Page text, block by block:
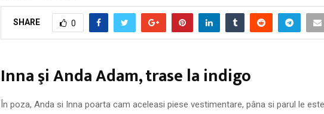
SHARE 0
Inna şi Anda Adam, trase la indigo
În poza, Anda si Inna poarta cam aceleasi piese vestimentare, pâna si parul le